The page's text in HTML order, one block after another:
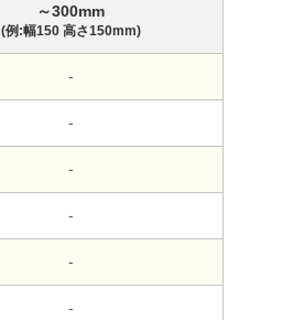
～300mm
(例:幅150 高さ150mm)
-
-
-
-
-
-